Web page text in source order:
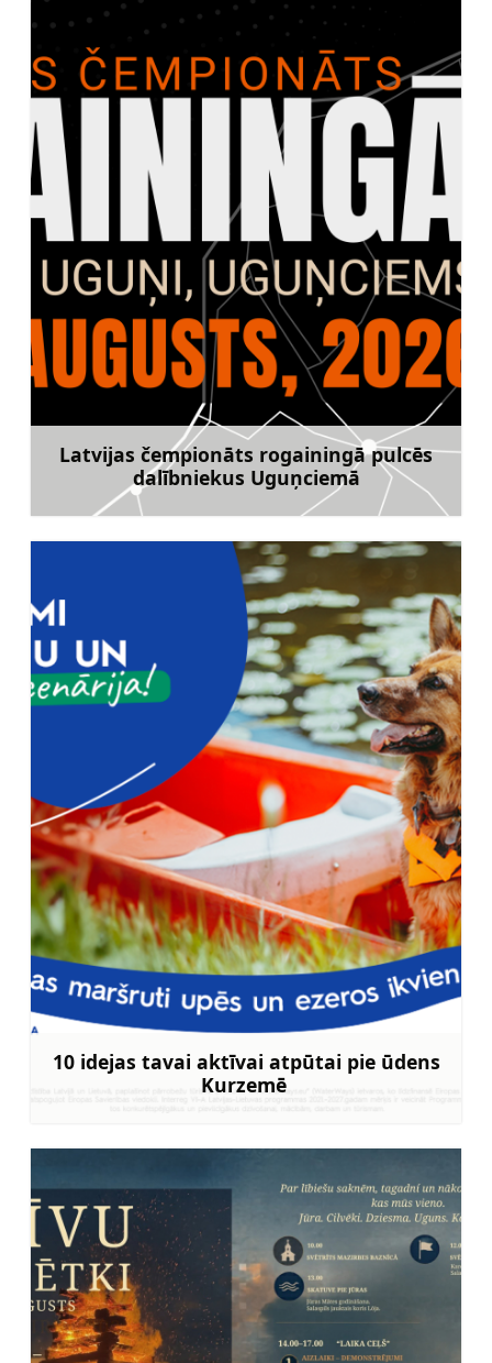
Latvijas čempionāts rogainingā pulcēs
dalībniekus Uguņciemā
Uzzināt vairāk
10 idejas tavai aktīvai atpūtai pie ūdens
Kurzemē